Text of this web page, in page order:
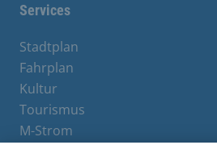
Services
Stadtplan
Fahrplan
Kultur
Tourismus
M-Strom